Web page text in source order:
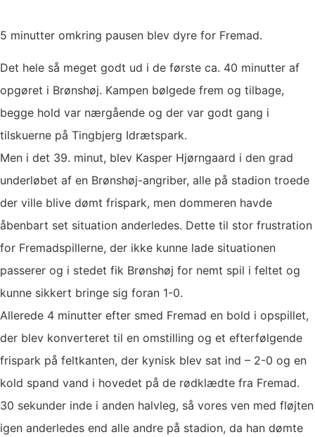
5 minutter omkring pausen blev dyre for Fremad.
Det hele så meget godt ud i de første ca. 40 minutter af
opgøret i Brønshøj. Kampen bølgede frem og tilbage,
begge hold var nærgående og der var godt gang i
tilskuerne på Tingbjerg Idrætspark.
Men i det 39. minut, blev Kasper Hjørngaard i den grad
underløbet af en Brønshøj-angriber, alle på stadion troede
der ville blive dømt frispark, men dommeren havde
åbenbart set situation anderledes. Dette til stor frustration
for Fremadspillerne, der ikke kunne lade situationen
passerer og i stedet fik Brønshøj for nemt spil i feltet og
kunne sikkert bringe sig foran 1-0.
Allerede 4 minutter efter smed Fremad en bold i opspillet,
der blev konverteret til en omstilling og et efterfølgende
frispark på feltkanten, der kynisk blev sat ind – 2-0 og en
kold spand vand i hovedet på de rødklædte fra Fremad.
30 sekunder inde i anden halvleg, så vores ven med fløjten
igen anderledes end alle andre på stadion, da han dømte